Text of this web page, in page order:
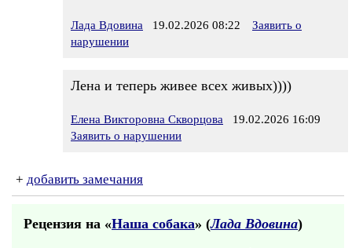
Лада Вдовина 19.02.2026 08:22
Заявить о
нарушении
Лена и теперь живее всех живых))))
Елена Викторовна Скворцова 19.02.2026 16:09
Заявить о нарушении
+ добавить замечания
Рецензия на «Наша собака» (Лада Вдовина)